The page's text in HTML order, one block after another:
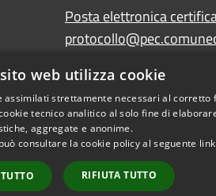
Posta elettronica
Amministrazione trasparente
Albo Pretorio
WebMail
Dichiarazione di accessibilità
web utilizza cookie
assimilati strettamente necessari al corretto
tecnico analitico al solo fine di
aggregate e anonime.
consultare la cookie policy al seguente link
RIFIUTA TUTTO